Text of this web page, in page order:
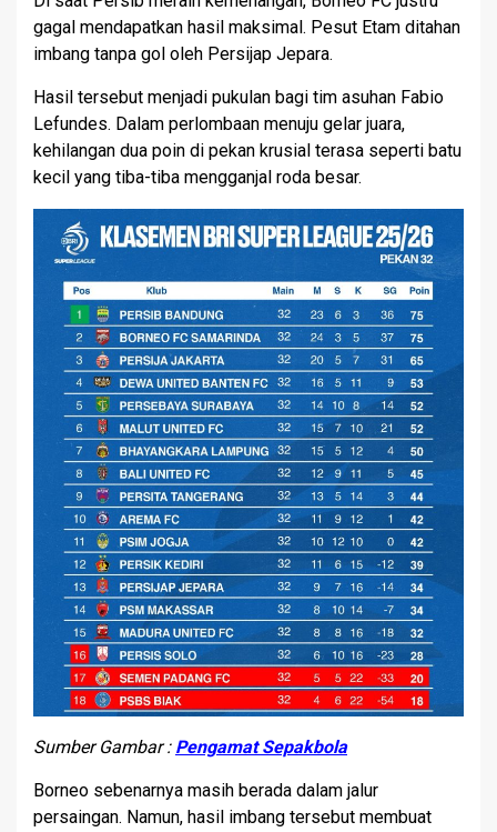
gagal mendapatkan hasil maksimal. Pesut Etam ditahan
imbang tanpa gol oleh Persijap Jepara.
Hasil tersebut menjadi pukulan bagi tim asuhan Fabio
Lefundes. Dalam perlombaan menuju gelar juara,
kehilangan dua poin di pekan krusial terasa seperti batu
kecil yang tiba-tiba mengganjal roda besar.
Sumber Gambar : Pengamat Sepakbola
Borneo sebenarnya masih berada dalam jalur
persaingan. Namun, hasil imbang tersebut membuat